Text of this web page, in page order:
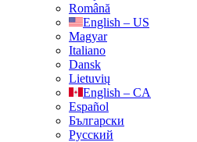
Română
English – US
Magyar
Italiano
Dansk
Lietuvių
English – CA
Español
Български
Русский